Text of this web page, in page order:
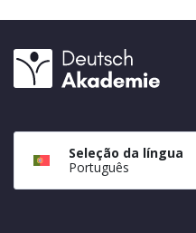
Seleção da língua
Português